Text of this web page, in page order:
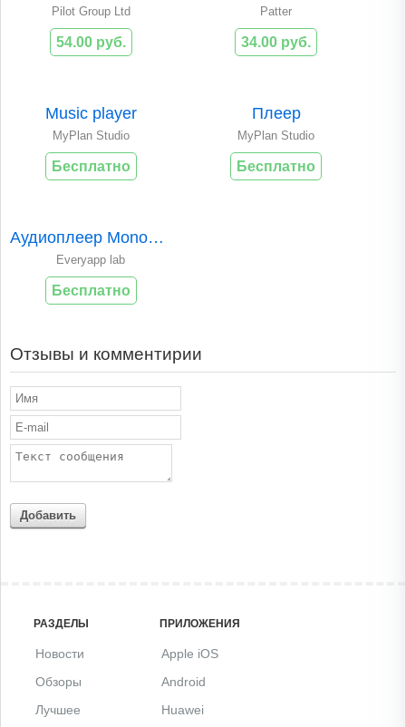
Pilot Group Ltd
54.00 руб.
Patter
34.00 руб.
Music player
MyPlan Studio
Бесплатно
Плеер
MyPlan Studio
Бесплатно
Аудиоплеер Monochr..
Everyapp lab
Бесплатно
Отзывы и комментирии
Добавить
РАЗДЕЛЫ
Новости
Обзоры
Лучшее
ПРИЛОЖЕНИЯ
Apple iOS
Android
Huawei